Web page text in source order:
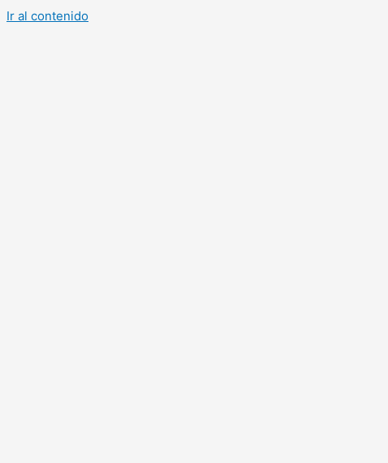
Ir al contenido